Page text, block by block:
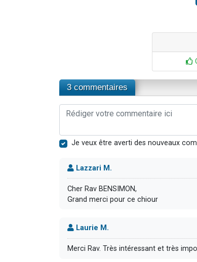
3 commentaires
Je veux être averti des nouveaux
Lazzari M.
Cher Rav BENSIMON,
Grand merci pour ce chiour
Laurie M.
Merci Rav. Très intéressant et très